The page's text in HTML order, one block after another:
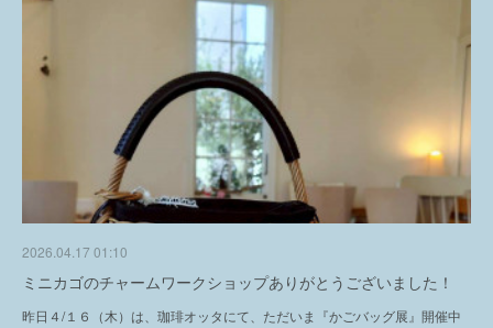
2026.04.17 01:10
ミニカゴのチャームワークショップありがとうございました！
昨日４/１６（木）は、珈琲オッタにて、ただいま『かごバッグ展』開催中